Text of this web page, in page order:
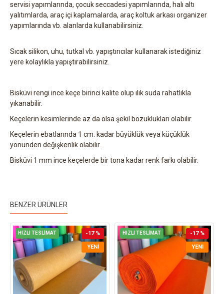
servisi yapımlarında, çocuk seccadesi yapımlarında, halı altı
yalıtımlarda, araç içi kaplamalarda, araç koltuk arkası organizer
yapımlarında vb. alanlarda kullanabilirsiniz.
Sıcak silikon, uhu, tutkal vb. yapıştırıcılar kullanarak istediğiniz
yere kolaylıkla yapıştırabilirsiniz.
Bisküvi rengi ince keçe birinci kalite olup ılık suda rahatlıkla
yıkanabilir.
Keçelerin kesimlerinde az da olsa şekil bozuklukları olabilir.
Keçelerin ebatlarında 1 cm. kadar büyüklük veya küçüklük
yönünden değişkenlik olabilir.
Bisküvi 1 mm ince keçelerde bir tona kadar renk farkı olabilir.
BENZER ÜRÜNLER
HIZLI TESLİMAT
YENI
-17 % HIZLI TESLİMAT
YENI
-17 %